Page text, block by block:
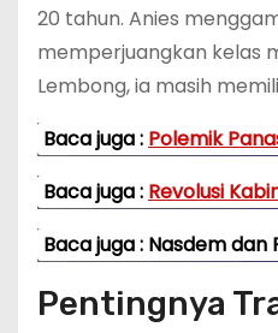
20 tahun. Anies
memperjuangkan kelas
Lembong, ia masih
Baca juga : Polemik
Baca juga : Revolusi
Baca juga : Nasdem
Pentingnya